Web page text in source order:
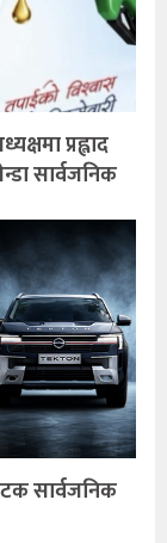
प्रह्लाद
सार्वजनिक
सार्वजनिक